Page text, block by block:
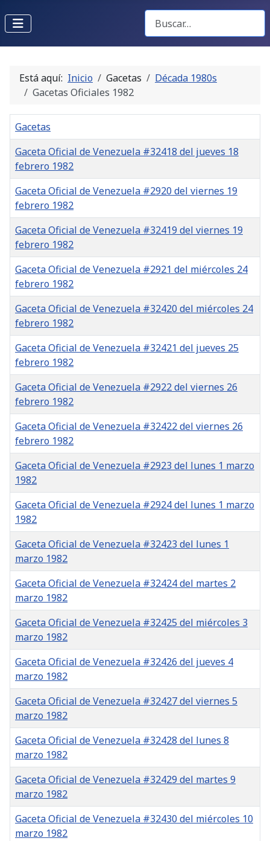
Buscar Gacetas
Está aquí: Inicio Gacetas
Década 1980s
Gacetas Oficiales 1982
Gacetas
Gaceta Oficial de Venezuela #32418 del jueves 18
febrero 1982
Gaceta Oficial de Venezuela #2920 del viernes 19
febrero 1982
Gaceta Oficial de Venezuela #32419 del viernes 19
febrero 1982
Gaceta Oficial de Venezuela #2921 del miércoles 24
febrero 1982
Gaceta Oficial de Venezuela #32420 del miércoles 24
febrero 1982
Gaceta Oficial de Venezuela #32421 del jueves 25
febrero 1982
Gaceta Oficial de Venezuela #2922 del viernes 26
febrero 1982
Gaceta Oficial de Venezuela #32422 del viernes 26
febrero 1982
Gaceta Oficial de Venezuela #2923 del lunes 1 marzo
1982
Gaceta Oficial de Venezuela #2924 del lunes 1 marzo
1982
Gaceta Oficial de Venezuela #32423 del lunes 1
marzo 1982
Gaceta Oficial de Venezuela #32424 del martes 2
marzo 1982
Gaceta Oficial de Venezuela #32425 del miércoles 3
marzo 1982
Gaceta Oficial de Venezuela #32426 del jueves 4
marzo 1982
Gaceta Oficial de Venezuela #32427 del viernes 5
marzo 1982
Gaceta Oficial de Venezuela #32428 del lunes 8
marzo 1982
Gaceta Oficial de Venezuela #32429 del martes 9
marzo 1982
Gaceta Oficial de Venezuela #32430 del miércoles 10
marzo 1982